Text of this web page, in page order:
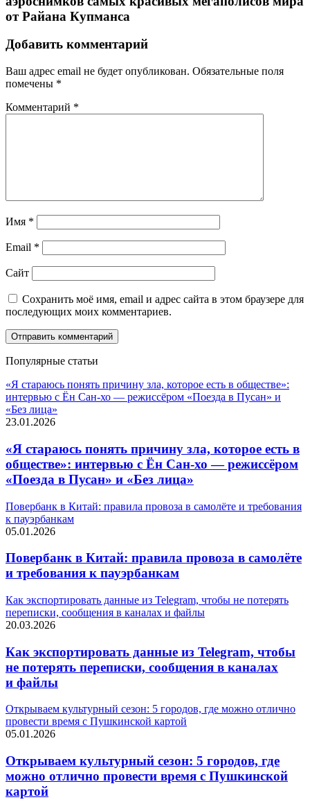
от Райана Купманса
Добавить комментарий
Ваш адрес email не будет опубликован. Обязательные поля
помечены *
Комментарий *
Имя *
Email *
Сайт
Сохранить моё имя, email и адрес сайта в этом браузере для
последующих моих комментариев.
Популярные статьи
«Я стараюсь понять причину зла, которое есть в обществе»:
интервью с Ён Сан-хо — режиссёром «Поезда в Пусан» и
«Без лица»
23.01.2026
«Я стараюсь понять причину зла, которое есть в
обществе»: интервью с Ён Сан-хо — режиссёром
«Поезда в Пусан» и «Без лица»
Повербанк в Китай: правила провоза в самолёте и требования
к пауэрбанкам
05.01.2026
Повербанк в Китай: правила провоза в самолёте
и требования к пауэрбанкам
Как экспортировать данные из Telegram, чтобы не потерять
переписки, сообщения в каналах и файлы
20.03.2026
Как экспортировать данные из Telegram, чтобы
не потерять переписки, сообщения в каналах
и файлы
Открываем культурный сезон: 5 городов, где можно отлично
провести время с Пушкинской картой
05.01.2026
Открываем культурный сезон: 5 городов, где
можно отлично провести время с Пушкинской
картой